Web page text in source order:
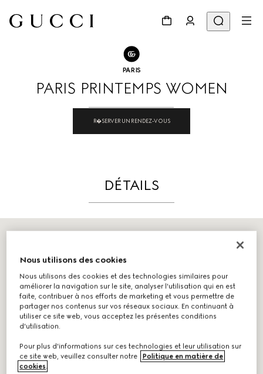
Partager
PARIS
PARIS PRINTEMPS WOMEN
R�SERVER UN RENDEZ-VOUS
DÉTAILS
Nous utilisons des cookies
Nous utilisons des cookies et des technologies similaires pour
améliorer la navigation sur le site, analyser l'utilisation qui en est
faite, contribuer à nos efforts de marketing et vous permettre de
partager nos contenus sur vos réseaux sociaux. En continuant à
utiliser ce site web, vous acceptez les présentes conditions
d'utilisation.
Pour plus d'informations sur ces technologies et leur utilisation sur
ce site web, veuillez consulter notre
Politique en matière de
cookies.